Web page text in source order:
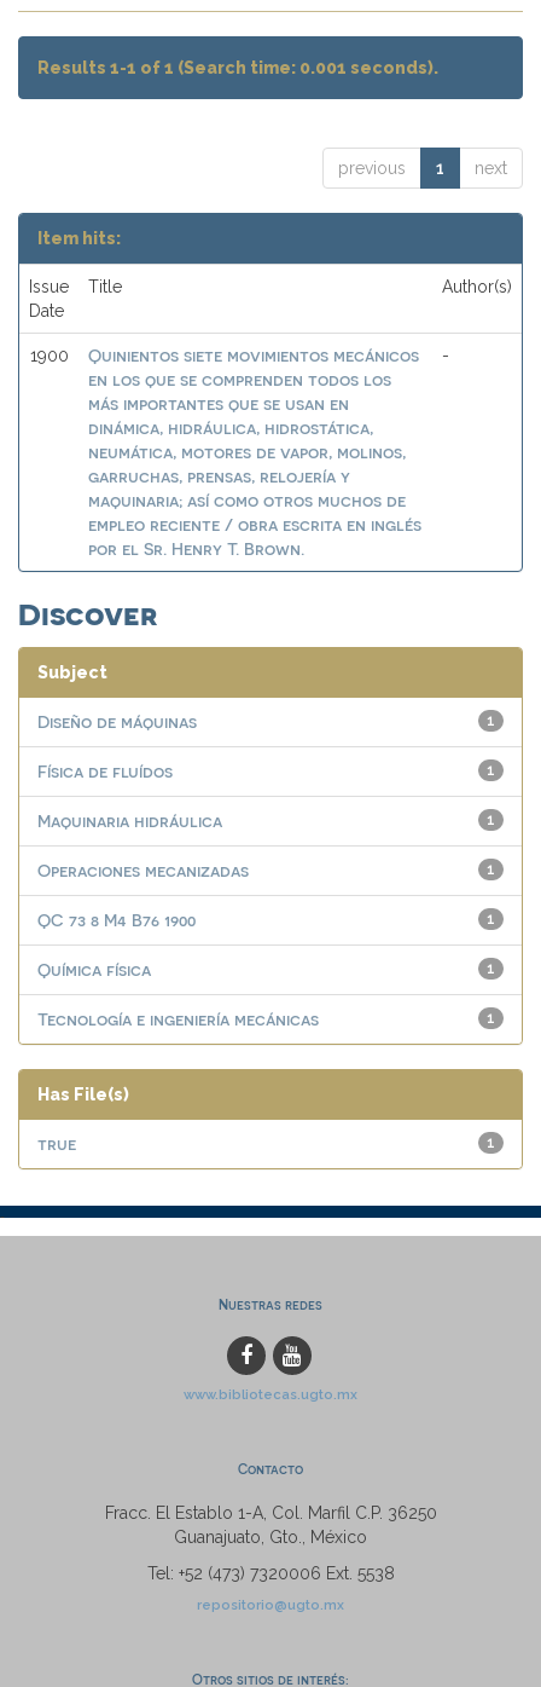
Results 1-1 of 1 (Search time: 0.001 seconds).
previous 1 next
Item hits:
Issue
Date
Title Author(s)
1900
Quinientos siete movimientos mecánicos
en los que se comprenden todos los
más importantes que se usan en
dinámica, hidráulica, hidrostática,
neumática, motores de vapor, molinos,
garruchas, prensas, relojería y
maquinaria; así como otros muchos de
empleo reciente / obra escrita en inglés
por el Sr. Henry T. Brown.
-
Discover
Subject
1
Diseño de máquinas
1
Física de fluídos
1
Maquinaria hidráulica
1
Operaciones mecanizadas
1
QC 73 8 M4 B76 1900
1
Química física
1
Tecnología e ingeniería mecánicas
Has File(s)
1
true
Nuestras redes
www.bibliotecas.ugto.mx
Contacto
Fracc. El Establo 1-A, Col. Marfil C.P. 36250
Guanajuato, Gto., México
Tel: +52 (473) 7320006 Ext. 5538
repositorio@ugto.mx
Otros sitios de interés: